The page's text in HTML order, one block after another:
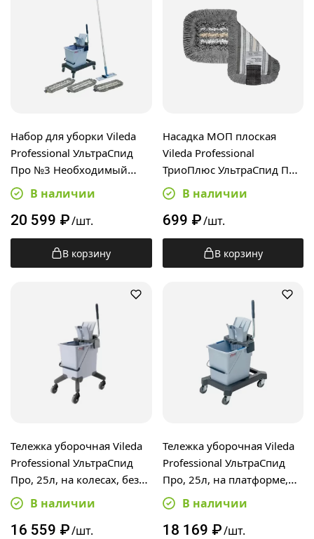
Набор для уборки Vileda
Professional УльтраСпид
Про №3 Необходимый
минимум, 166378
В наличии
20 599 ₽/шт.
В корзину
Насадка МОП плоская
Vileda Professional
ТриоПлюс УльтраСпид Про
40см, 167280
В наличии
699 ₽/шт.
В корзину
Тележка уборочная Vileda
Professional УльтраСпид
Про, 25л, на колесах, без
ручки, 149101
В наличии
16 559 ₽/шт.
Тележка уборочная Vileda
Professional УльтраСпид
Про, 25л, на платформе,
без ручки, 147191
В наличии
18 169 ₽/шт.